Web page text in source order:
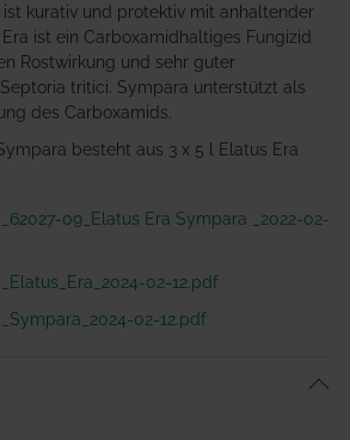
kurativ und protektiv mit anhaltender
ist ein Carboxamidhaltiges Fungizid
Rostwirkung und sehr guter
tritici. Sympara unterstützt als
des Carboxamids.
besteht aus 3 x 5 l Elatus Era
09_Elatus Era Sympara _2022-02-
02-12.pdf
02-12.pdf